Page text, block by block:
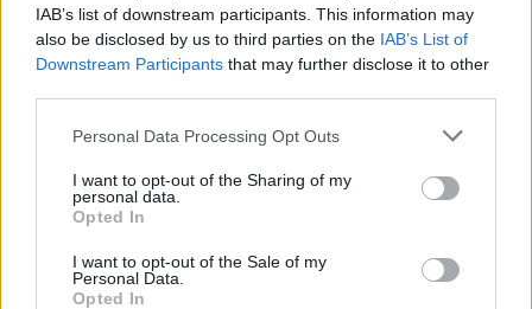
IAB’s list of downstream participants. This information may
also be disclosed by us to third parties on the IAB’s List of
Downstream Participants that may further disclose it to other
Please note that this website/app uses one or more Google
not limited to your visit or usage behaviour. You may click to
grant or deny consent to Google and its third-party tags to
use your data for below specified purposes in below Google
consent section.
Personal Data Processing Opt Outs
I want to opt-out of the Sharing of my
personal data.
Opted In
I want to opt-out of the Sale of my
Personal Data.
Opted In
05/08/2026
Ισόπαλο το πρωτο φιλικό τεστ της Εθνικής στο
Προς στρατηγική συνεργασία ΠΑΣΑΠΠ και
Πανεπιστημίου Πατρών